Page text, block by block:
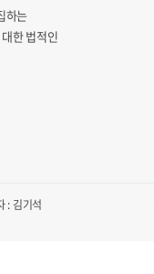
하는
한 법적인
: 김기석